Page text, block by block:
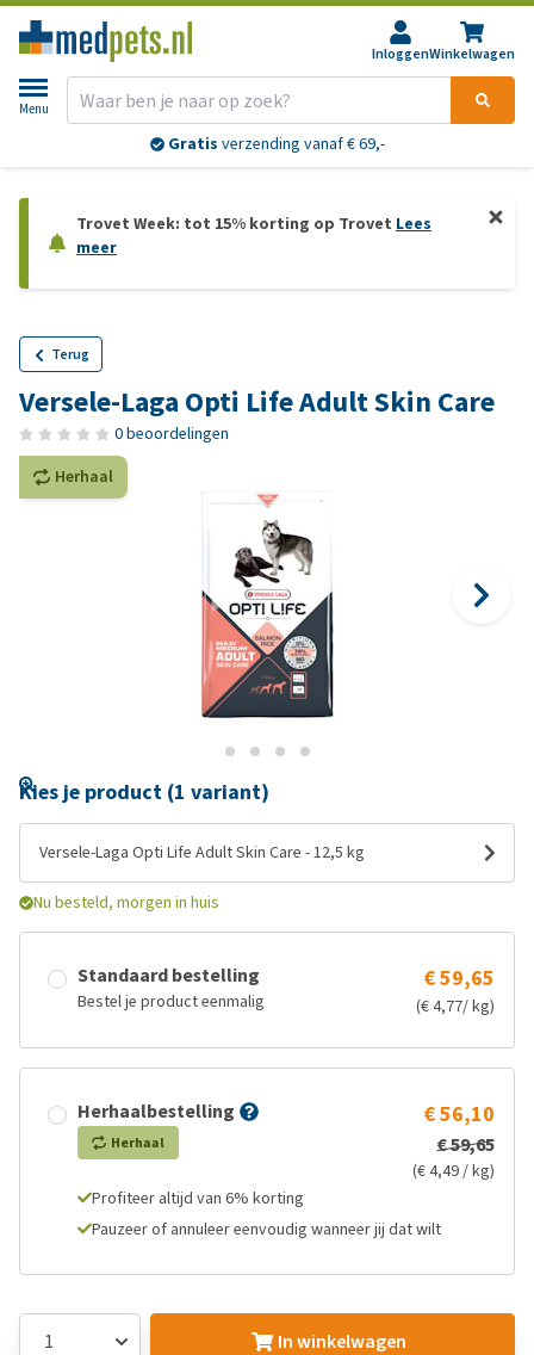
InloggenWinkelwagen
Menu
Gratis verzending vanaf € 69,-
Trovet Week: tot 15% korting op Trovet Lees
meer
Terug
Versele-Laga Opti Life Adult Skin Care
0 beoordelingen
Herhaal
Kies je product (1 variant)
Versele-Laga Opti Life Adult Skin Care - 12,5 kg
Nu besteld, morgen in huis
Standaard bestelling
Bestel je product eenmalig
€ 59,65
(€ 4,77/ kg)
Herhaalbestelling
Herhaal
€ 56,10
€ 59,65
(€ 4,49 / kg)
Profiteer altijd van 6% korting
Pauzeer of annuleer eenvoudig wanneer jij dat wilt
In winkelwagen